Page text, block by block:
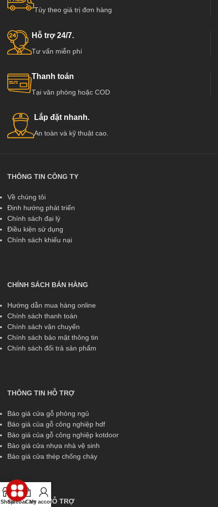
Tùy theo giá trị đơn hàng
Hỗ trợ 24/7.
Tư vấn miễn phí
Thanh toán
Tại văn phòng hoặc COD
Lắp đặt nhanh.
An toàn và kỹ thuật cao.
THÔNG TIN CÔNG TY
Về chúng tôi
Định hướng phát triển
Chính sách đại lý
Điều kiện sử dụng
Chính sách khiếu nại
CHÍNH SÁCH BÁN HÀNG
Hướng dẫn mua hàng online
Chính sách thanh toán
Chính sách vận chuyển
Chính sách bảo mật thông tin
Chính sách đổi trả sản phẩm
THÔNG TIN HỖ TRỢ
Báo giá cửa gỗ phòng ngủ
Báo giá của gỗ công nghiệp hdf
Báo giá của gỗ công nghiệp kotdoor
Báo giá cửa nhựa nhà vệ sinh
Báo giá cửa thép chống cháy
THÔNG TIN HỖ TRỢ
ShopSidebarCart
My account